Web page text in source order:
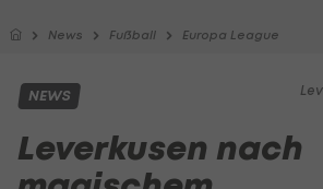
News Fußball Europa League
NEWS
Leverkusen nach